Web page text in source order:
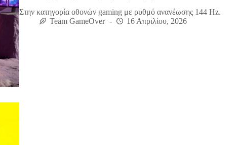
Στην κατηγορία οθονών gaming με ρυθμό ανανέωσης 144 Hz.
Team GameOver
16 Απριλίου, 2026